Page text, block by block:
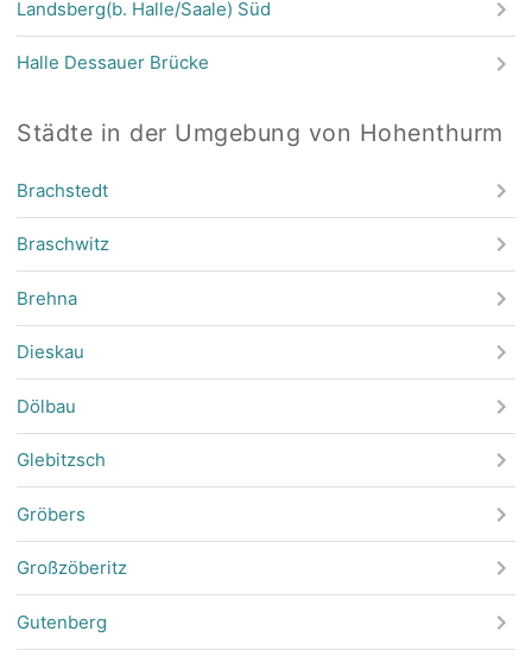
Landsberg(b. Halle/Saale) Süd
Halle Dessauer Brücke
Städte in der Umgebung von Hohenthurm
Brachstedt
Braschwitz
Brehna
Dieskau
Dölbau
Glebitzsch
Gröbers
Großzöberitz
Gutenberg